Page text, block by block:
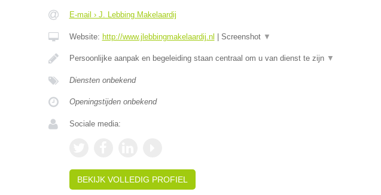
E-mail › J. Lebbing Makelaardij
Website: http://www.jlebbingmakelaardij.nl Screenshot ▼
Persoonlijke aanpak en begeleiding staan centraal om u van dienst te zijn ▼
Diensten onbekend
Openingstijden onbekend
Sociale media:
BEKIJK VOLLEDIG PROFIEL